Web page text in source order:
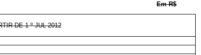
Em R$
DE 1 ºJUL 2012